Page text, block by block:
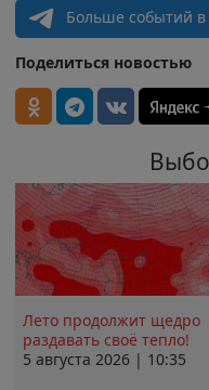
Больше событий в
Поделиться новостью
Лето продолжит щедро
раздавать своё тепло!
5 августа 2026 | 10:35